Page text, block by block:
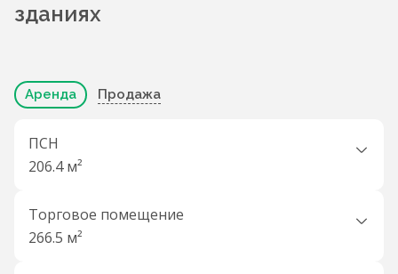
зданиях
Аренда Продажа
ПСН
206.4 м²
Торговое помещение
266.5 м²